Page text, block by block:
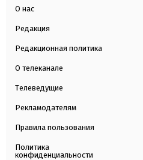
О нас
Редакция
Редакционная политика
О телеканале
Телеведущие
Рекламодателям
Правила пользования
Политика
конфиденциальности